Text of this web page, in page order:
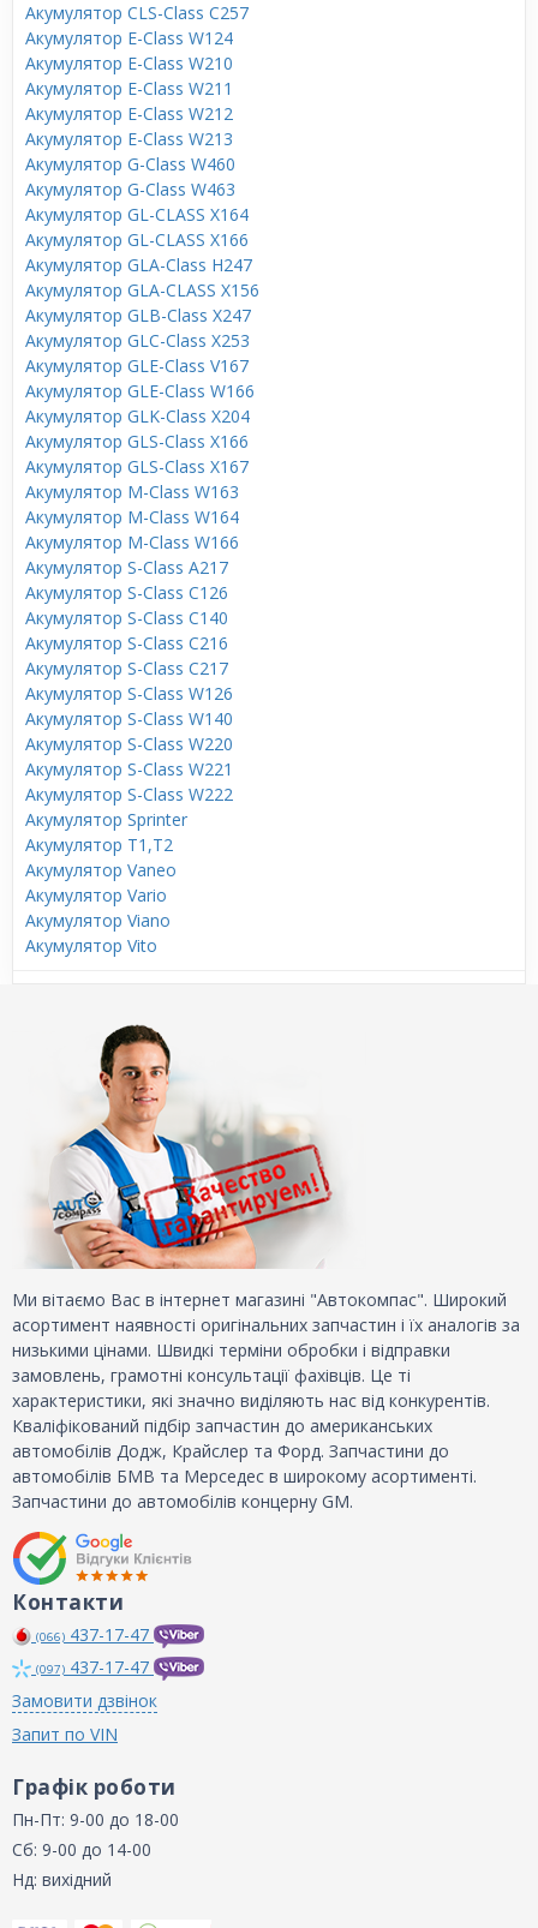
Акумулятор CLS-Class C257
Акумулятор E-Class W124
Акумулятор E-Class W210
Акумулятор E-Class W211
Акумулятор E-Class W212
Акумулятор E-Class W213
Акумулятор G-Class W460
Акумулятор G-Class W463
Акумулятор GL-CLASS X164
Акумулятор GL-CLASS X166
Акумулятор GLA-Class H247
Акумулятор GLA-CLASS X156
Акумулятор GLB-Class X247
Акумулятор GLC-Class X253
Акумулятор GLE-Class V167
Акумулятор GLE-Class W166
Акумулятор GLK-Class X204
Акумулятор GLS-Class X166
Акумулятор GLS-Class X167
Акумулятор M-Class W163
Акумулятор M-Class W164
Акумулятор M-Class W166
Акумулятор S-Class A217
Акумулятор S-Class C126
Акумулятор S-Class C140
Акумулятор S-Class C216
Акумулятор S-Class C217
Акумулятор S-Class W126
Акумулятор S-Class W140
Акумулятор S-Class W220
Акумулятор S-Class W221
Акумулятор S-Class W222
Акумулятор Sprinter
Акумулятор T1,T2
Акумулятор Vaneo
Акумулятор Vario
Акумулятор Viano
Акумулятор Vito
Ми вітаємо Вас в інтернет магазині "Автокомпас". Широкий
асортимент наявності оригінальних запчастин і їх аналогів за
низькими цінами. Швидкі терміни обробки і відправки
замовлень, грамотні консультації фахівців. Це ті
характеристики, які значно виділяють нас від конкурентів.
Кваліфікований підбір запчастин до американських
автомобілів Додж, Крайслер та Форд. Запчастини до
автомобілів БМВ та Мерседес в широкому асортименті.
Запчастини до автомобілів концерну GM.
Контакти
(066) 437-17-47
(097) 437-17-47
Замовити дзвінок
Запит по VIN
Графік роботи
Пн-Пт: 9-00 до 18-00
Сб: 9-00 до 14-00
Нд: вихідний